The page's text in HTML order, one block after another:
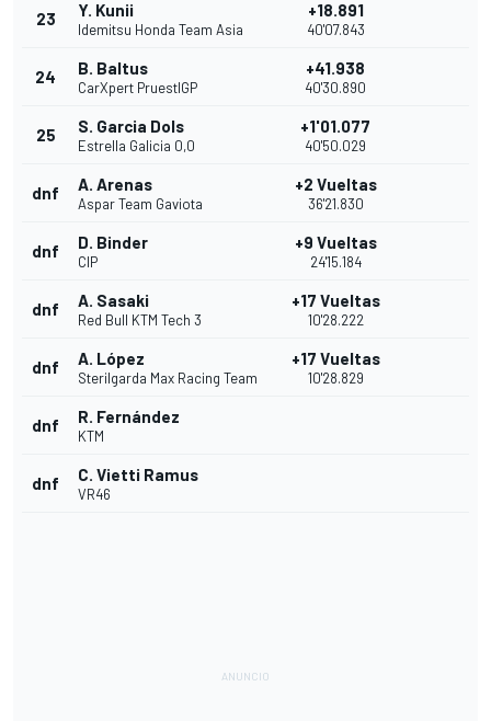
23 Y. Kunii
Idemitsu Honda Team Asia
+18.891
40'07.843
24 B. Baltus
CarXpert PruestlGP
+41.938
40'30.890
25 S. Garcia Dols
Estrella Galicia 0,0
+1'01.077
40'50.029
dnf A. Arenas
Aspar Team Gaviota
+2 Vueltas
36'21.830
dnf D. Binder
CIP
+9 Vueltas
24'15.184
dnf A. Sasaki
Red Bull KTM Tech 3
+17 Vueltas
10'28.222
dnf A. López
Sterilgarda Max Racing Team
+17 Vueltas
10'28.829
dnf R. Fernández
KTM
dnf C. Vietti Ramus
VR46